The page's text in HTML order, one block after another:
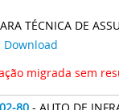
TÉCNICA DE
Download
migrada sem